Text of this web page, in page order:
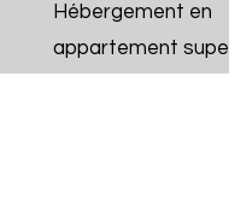
Hébergement en
appartement